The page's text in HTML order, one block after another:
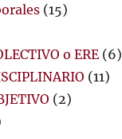
(15)
o ERE (6)
(11)
(2)